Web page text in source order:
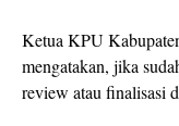
Ketua KPU
mengatakan, jika
review atau finalisasi